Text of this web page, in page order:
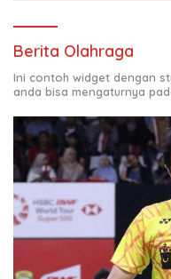
Berita Olahraga
Ini contoh widget dengan
anda bisa mengaturnya